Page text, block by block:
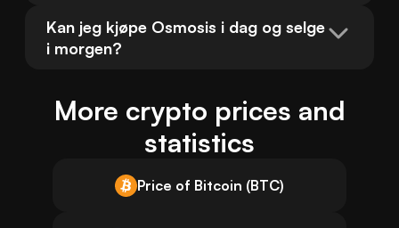
Kan jeg kjøpe Osmosis i dag og selge
i morgen?
More crypto prices and
statistics
Price of Bitcoin (BTC)